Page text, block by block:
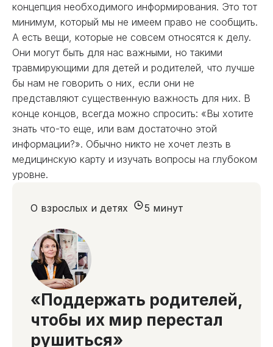
концепция необходимого информирования. Это тот
минимум, который мы не имеем право не сообщить.
А есть вещи, которые не совсем относятся к делу.
Они могут быть для нас важными, но такими
травмирующими для детей и родителей, что лучше
бы нам не говорить о них, если они не
представляют существенную важность для них. В
конце концов, всегда можно спросить: «Вы хотите
знать что-то еще, или вам достаточно этой
информации?». Обычно никто не хочет лезть в
медицинскую карту и изучать вопросы на глубоком
уровне.
«Поддержать родителей,
чтобы их мир перестал
рушиться»
О взрослых и детях 5 минут